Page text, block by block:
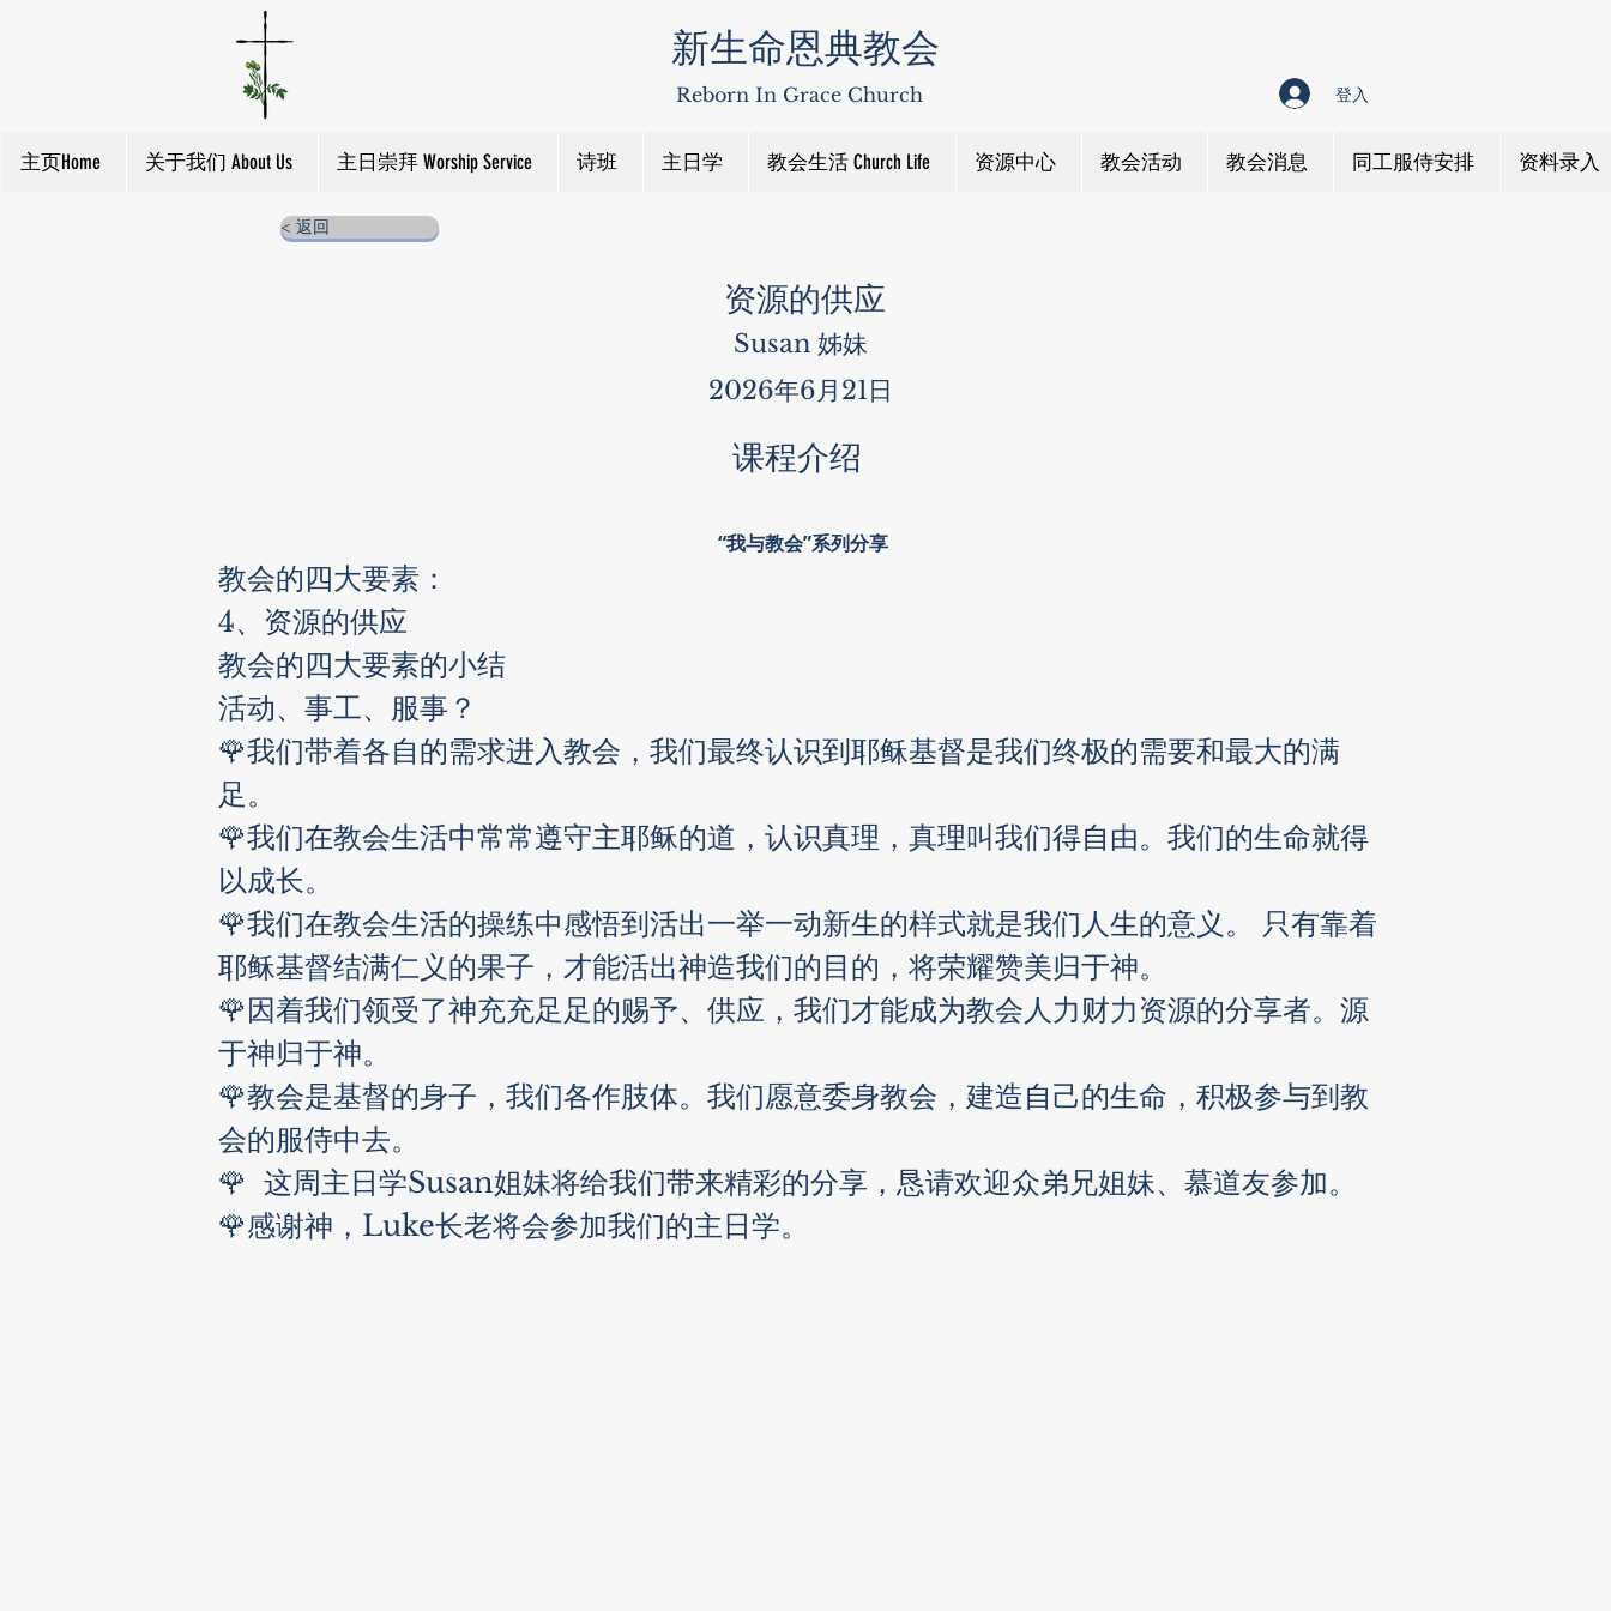
新生命恩典教会
Reborn In Grace Church 登入
主页Home 关于我们 About Us 主日崇拜 Worship Service 诗班 主日学 教会生活 Church Life 资源中心 教会活动 教会消息 同工服侍安排 资料录入
< 返回
资源的供应
Susan 姊妹
2026年6月21日
课程介绍
“我与教会”系列分享
教会的四大要素：
4、资源的供应
教会的四大要素的小结
活动、事工、服事？
🌹我们带着各自的需求进入教会，我们最终认识到耶稣基督是我们终极的需要和最大的满
足。
🌹我们在教会生活中常常遵守主耶稣的道，认识真理，真理叫我们得自由。我们的生命就得
以成长。
🌹我们在教会生活的操练中感悟到活出一举一动新生的样式就是我们人生的意义。 只有靠着
耶稣基督结满仁义的果子，才能活出神造我们的目的，将荣耀赞美归于神。
🌹因着我们领受了神充充足足的赐予、供应，我们才能成为教会人力财力资源的分享者。源
于神归于神。
🌹教会是基督的身子，我们各作肢体。我们愿意委身教会，建造自己的生命，积极参与到教
会的服侍中去。
🌹  这周主日学Susan姐妹将给我们带来精彩的分享，恳请欢迎众弟兄姐妹、慕道友参加。
🌹感谢神，Luke长老将会参加我们的主日学。